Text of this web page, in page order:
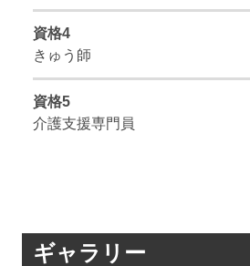
資格4
きゅう師
資格5
介護支援専門員
ギャラリー